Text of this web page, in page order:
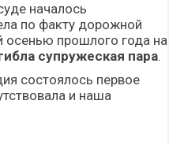
началось
по факту дорожной
осенью прошлого года на
супружеская пара.
состоялось первое
и наша